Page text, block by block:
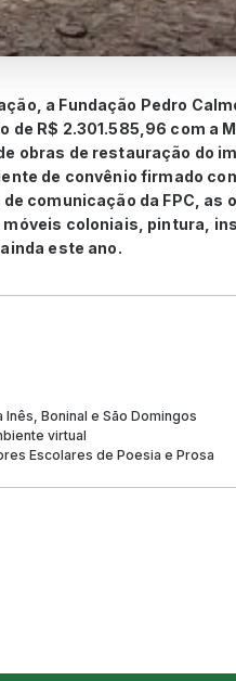
a Fundação Pedro
R$ 2.301.585,96 com a
obras de restauração do
de convênio firmado
comunicação da FPC, as
coloniais, pintura,
este ano.
Boninal e São Domingos
virtual
Escolares de Poesia e Prosa